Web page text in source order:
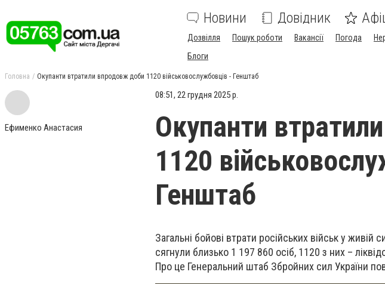
Новини Довідник
Дозвілля Пошук роботи Вакансії Погода
Блоги
Головна Окупанти втратили впродовж доби 1120 військовослужбовців - Генштаб
Ефименко Анастасия
08:51, 22 грудня 2025 р.
Окупанти
1120
Генштаб
Загальні бойові втрати російських військ у
сягнули близько 1 197 860 осіб, 1120 з них –
Про це Генеральний штаб Збройних сил України